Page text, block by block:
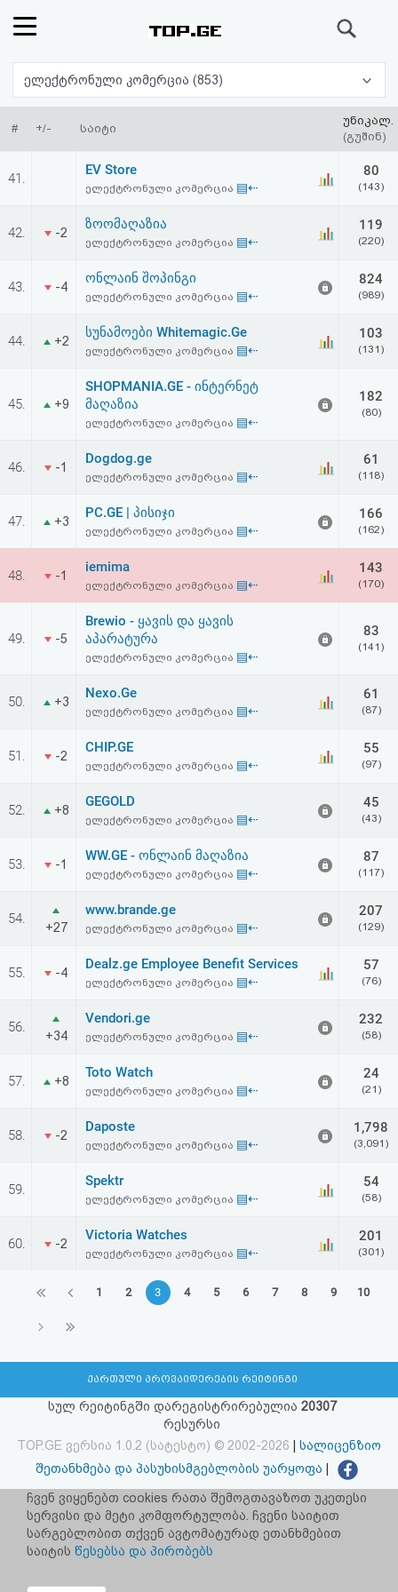
რეიტინგი
(მთავარი)
ფოსტა
პასუხი
ავტორიზაცია
რეგისტრაცია
პაროლის
აღდგენა
HTML
სალიცენზიო
შეთანხმება
და
პასუხისმგებლობის
ელექტრონული კომერცია (853)
# +/- საიტი
უნიკალ.
(გუშინ)
41.
EV Store
ელექტრონული კომერცია ▤⇠
80
(143)
42. -2
ზოომაღაზია
ელექტრონული კომერცია ▤⇠
119
(220)
43. -4
ონლაინ შოპინგი
ელექტრონული კომერცია ▤⇠
824
(989)
44. +2
სუნამოები Whitemagic.Ge
ელექტრონული კომერცია ▤⇠
103
(131)
45. +9
SHOPMANIA.GE - ინტერნეტ
მაღაზია
ელექტრონული კომერცია ▤⇠
182
(80)
46. -1
Dogdog.ge
ელექტრონული კომერცია ▤⇠
61
(118)
47. +3
PC.GE | პისიჯი
ელექტრონული კომერცია ▤⇠
166
(162)
48. -1
iemima
ელექტრონული კომერცია ▤⇠
143
(170)
49. -5
Brewio - ყავის და ყავის
აპარატურა
ელექტრონული კომერცია ▤⇠
83
(141)
50. +3
Nexo.Ge
ელექტრონული კომერცია ▤⇠
61
(87)
51. -2
CHIP.GE
ელექტრონული კომერცია ▤⇠
55
(97)
52. +8
GEGOLD
ელექტრონული კომერცია ▤⇠
45
(43)
53. -1
WW.GE - ონლაინ მაღაზია
ელექტრონული კომერცია ▤⇠
87
(117)
54.
+27
www.brande.ge
ელექტრონული კომერცია ▤⇠
207
(129)
55. -4
Dealz.ge Employee Benefit Services
ელექტრონული კომერცია ▤⇠
57
(76)
56.
+34
Vendori.ge
ელექტრონული კომერცია ▤⇠
232
(58)
57. +8
Toto Watch
ელექტრონული კომერცია ▤⇠
24
(21)
58. -2
Daposte
ელექტრონული კომერცია ▤⇠
1,798
(3,091)
59.
Spektr
ელექტრონული კომერცია ▤⇠
54
(58)
60. -2
Victoria Watches
ელექტრონული კომერცია ▤⇠
201
(301)
1 2 3 4 5 6 7 8 9 10
ქართული პროვაიდერების რეიტინგი
სულ რეიტინგში დარეგისტრირებულია 20307
რესურსი
TOP.GE ვერსია 1.0.2 (სატესტო) © 2002-2026
სალიცენზიო
შეთანხმება და პასუხისმგებლობის უარყოფა
facebook.com/TOP.GE
იხილეთ TOP.GE - ის ძველი ვერსია ბმულზე
ჩვენ ვიყენებთ cookies რათა შემოგთავაზოთ უკეთესი
სერვისი და მეტი კომფორტულობა. ჩვენი საიტით
სარგებლობით თქვენ ავტომატურად ეთანხმებით
საიტის წესებსა და პირობებს